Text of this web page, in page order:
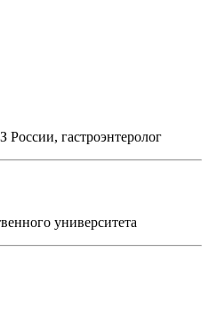
гастроэнтеролог
университета